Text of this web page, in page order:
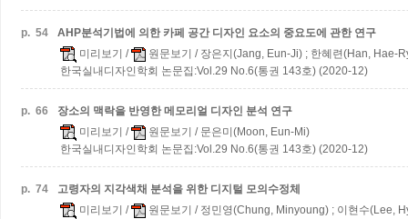
p. 54
AHP분석기법에 의한 카페 공간 디자인 요소의 중요도에 관한 연구
미리보기 / 원문보기 / 장은지(Jang, Eun-Ji) ; 한혜련(Han, Hae-
한국실내디자인학회 논문집:Vol.29 No.6(통권 143호) (2020-12)
p. 66
장소의 맥락을 반영한 메모리얼 디자인 분석 연구
미리보기 / 원문보기 / 문은미(Moon, Eun-Mi)
한국실내디자인학회 논문집:Vol.29 No.6(통권 143호) (2020-12)
p. 74
고령자의 지각색채 분석을 위한 디지털 모의수정체
미리보기 / 원문보기 / 정민영(Chung, Minyoung) ; 이현수(Lee,